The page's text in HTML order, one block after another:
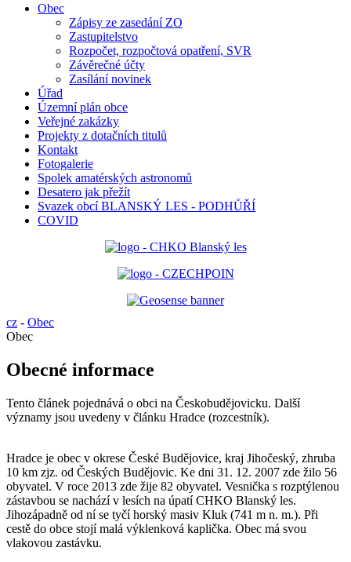
Obec
Zápisy ze zasedání ZO
Zastupitelstvo
Rozpočet, rozpočtová opatření, SVR
Závěrečné účty
Zasílání novinek
Úřad
Územní plán obce
Veřejné zakázky
Projekty z dotačních titulů
Kontakt
Fotogalerie
Spolek amatérských astronomů
Desatero jak přežít
Svazek obcí BLANSKÝ LES - PODHŮŘÍ
COVID
cz - Obec
Obec
Obecné informace
Tento článek pojednává o obci na Českobudějovicku. Další
významy jsou uvedeny v článku Hradce (rozcestník).
Hradce je obec v okrese České Budějovice, kraj Jihočeský, zhruba
10 km zjz. od Českých Budějovic. Ke dni 31. 12. 2007 zde žilo 56
obyvatel. V roce 2013 zde žije 82 obyvatel. Vesnička s rozptýlenou
zástavbou se nachází v lesích na úpatí CHKO Blanský les.
Jihozápadně od ní se tyčí horský masiv Kluk (741 m n. m.). Při
cestě do obce stojí malá výklenková kaplička. Obec má svou
vlakovou zastávku.